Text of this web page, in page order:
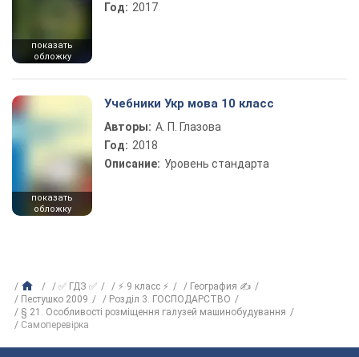
показать
обложку
Год: 2017
показать
обложку
Учебники Укр мова 10 класс
Авторы: А. П. Глазова
Год: 2018
Описание: Уровень стандарта
✅ ГДЗ ✅ ⚡ 9 класс ⚡
География ✍
Пестушко 2009
Розділ 3. ГОСПОДАРСТВО
§ 21. Особливості розміщення галузей машинобудування
Самоперевірка